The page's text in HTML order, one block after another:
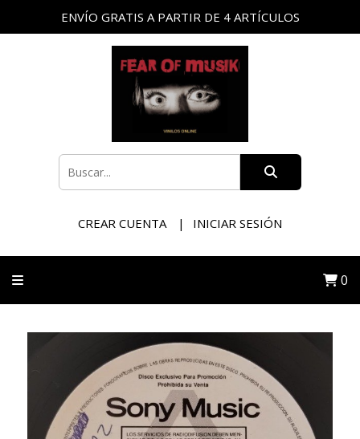
ENVÍO GRATIS A PARTIR DE 4 ARTÍCULOS
CREAR CUENTA INICIAR SESIÓN
0